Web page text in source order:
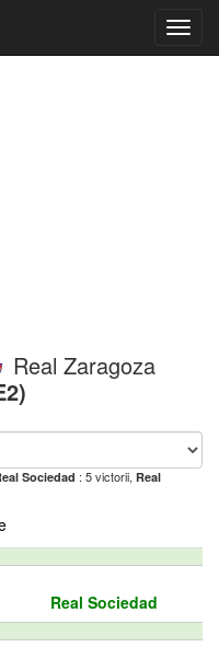
Real Zaragoza
Sociedad : 5 victorii, Real
Real Sociedad